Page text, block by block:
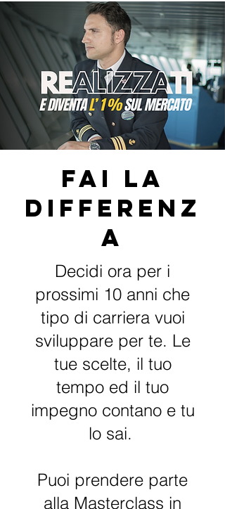
fai la
differenz
a
Decidi ora per i
prossimi 10 anni che
tipo di carriera vuoi
sviluppare per te. Le
tue scelte, il tuo
tempo ed il tuo
impegno contano e tu
lo sai.
Puoi prendere parte
alla Masterclass in